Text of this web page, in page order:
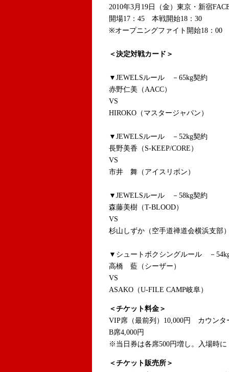
2010年3月19日（金）東京・新宿
開場17：45 本戦開始18：30
※オープニングファイト開始18：00
＜決定対戦カード＞
▼JEWELSルール －65kg契約
赤野仁美（AACC）
VS
HIROKO（マスタージャパン）
▼JEWELSルール －52kg契約
長野美香（S-KEEP/CORE）
VS
市井 舞（アイスリボン）
▼JEWELSルール －58kg契約
森藤美樹（T-BLOOD）
VS
杉山しずか（空手道禅道会横浜支部
▼シュートボクシングルール －
高橋 藍（シーザー）
VS
ASAKO（U-FILE CAMP岐阜）
＜チケット料金＞
VIP席（最前列）10,000円 カウン
B席4,000円
※当日券は各席500円増し。入場時
＜チケット販売所＞